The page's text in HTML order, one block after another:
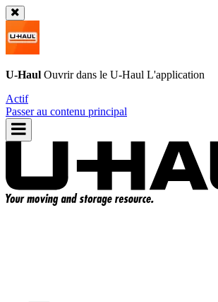
U-Haul Ouvrir dans le U-Haul L'application
Actif
Passer au contenu principal